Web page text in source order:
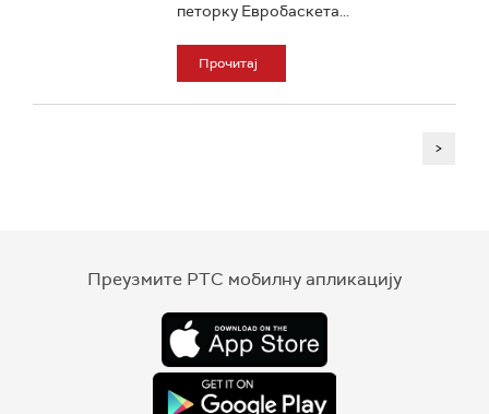
петорку Евробаскета...
Прочитај
>
Преузмите РТС мобилну апликацију